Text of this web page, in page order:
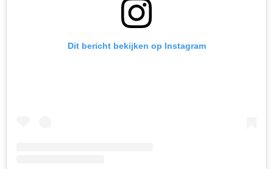
Dit bericht bekijken op Instagram